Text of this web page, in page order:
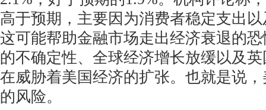
高于预期，主要因为消费者稳定支出
这可能帮助金融市场走出经济衰退的
的不确定性、全球经济增长放缓以及
在威胁着美国经济的扩张。也就是说
的风险。